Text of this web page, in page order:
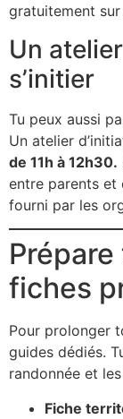
gratuitement
Un
s’initier
Tu peux aussi
Un atelier
de 11h à 12h30.
entre parents et
fourni par les
fiches
Pour prolonger
guides dédiés.
randonnée et
Fiche